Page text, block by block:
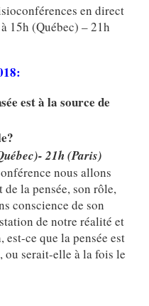
en direct
15h (Québec) – 21h
est à la source de
21h (Paris)
nous allons
la pensée, son rôle,
conscience de son
de notre réalité et
ce que la pensée est
ou serait-elle à la fois le